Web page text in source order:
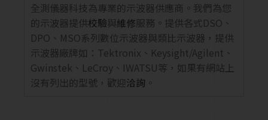
全測儀器科技為專業的示波器供應商。我們為您
的示波器提供校驗與維修服務。提供各式DSO、
DPO、MSO系列數位示波器與類比示波器，提供
示波器廠牌如：Tektronix、Keysight/Agilent、
Gwinstek、LeCroy、IWATSU等，如果有網站上
沒有列出的型號，歡迎洽詢